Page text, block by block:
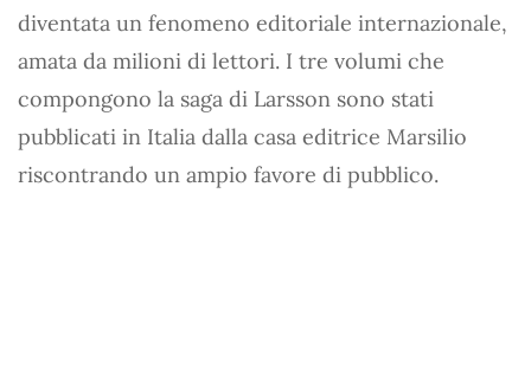
diventata un fenomeno editoriale internazionale,
amata da milioni di lettori. I tre volumi che
compongono la saga di Larsson sono stati
pubblicati in Italia dalla casa editrice Marsilio
riscontrando un ampio favore di pubblico.